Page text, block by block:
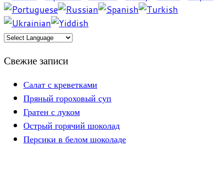
Свежие записи
Салат с креветками
Пряный гороховый суп
Гратен с луком
Острый горячий шоколад
Персики в белом шоколаде